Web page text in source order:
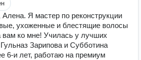
Я мастер по реконструкции
ухоженные и блестящие волосы
вам ко мне! Училась у лучших
Зарипова и Субботина
6-и лет, работаю на премиум